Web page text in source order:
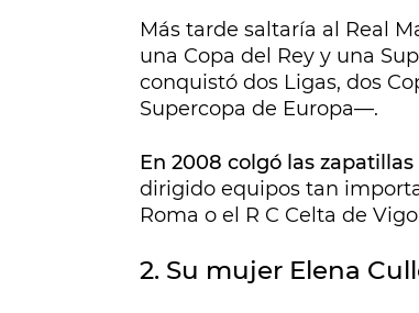
Más tarde saltaría al Real
una Copa del Rey y una
conquistó dos Ligas, dos
Supercopa de Europa—.
En 2008 colgó las
dirigido equipos tan
Roma o el R C Celta de
2. Su mujer Elena